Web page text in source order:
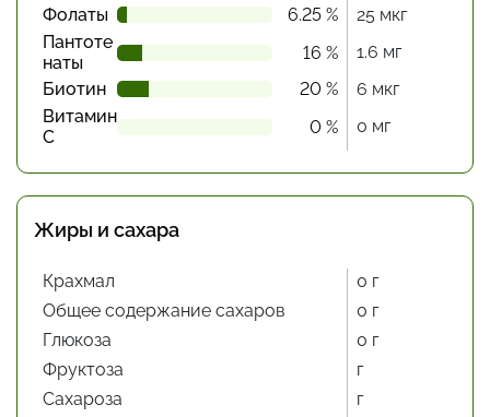
Фолаты
6.25 %
25 мкг
Пантоте
наты
16 %
1.6 мг
Биотин
20 %
6 мкг
Витамин
С
0 % 0 мг
Жиры и сахара
Крахмал
0 г
Общее содержание сахаров
0 г
Глюкоза
0 г
Фруктоза
г
Сахароза
г